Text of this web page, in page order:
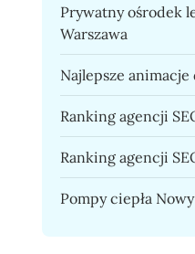
Prywatny ośrodek
Warszawa
Najlepsze
Ranking agencji
Ranking agencji
Pompy ciepła